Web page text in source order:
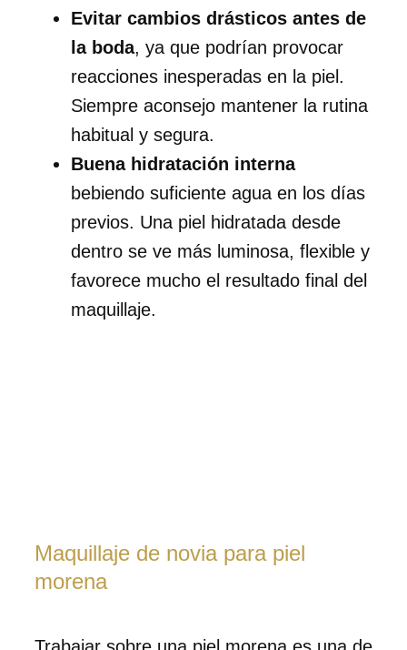
Evitar cambios drásticos antes de
la boda, ya que podrían provocar
reacciones inesperadas en la piel.
Siempre aconsejo mantener la rutina
habitual y segura.
Buena hidratación interna
bebiendo suficiente agua en los días
previos. Una piel hidratada desde
dentro se ve más luminosa, flexible y
favorece mucho el resultado final del
maquillaje.
Maquillaje de novia para piel
morena